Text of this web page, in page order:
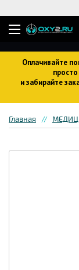
Оплачивайте
и забирайте
Главная